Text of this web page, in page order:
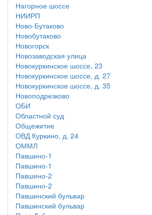
Нагорное шоссе
НИИРП
Ново-Бутаково
Новобутаково
Новогорск
Новозаводская улица
Новокуркинское шоссе, 23
Новокуркинское шоссе, д. 27
Новокуркинское шоссе, д. 35
Новоподрезково
ОБИ
Областной суд
Общежитие
ОВД Куркино, д. 24
ОММЛ
Павшино-1
Павшино-1
Павшино-2
Павшино-2
Павшинский бульвар
Павшинский бульвар